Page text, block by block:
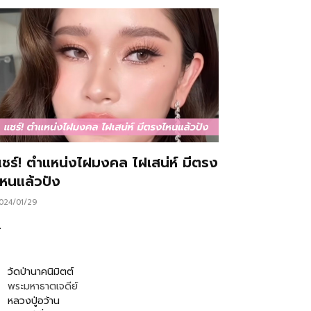
ร์! ตำแหน่งไฝมงคล ไฝเสน่ห์ มีตรง
นแล้วปัง
01/29
วัดป่านาคนิมิตต์
พระมหาธาตเจดีย์
หลวงปู่อว้าน